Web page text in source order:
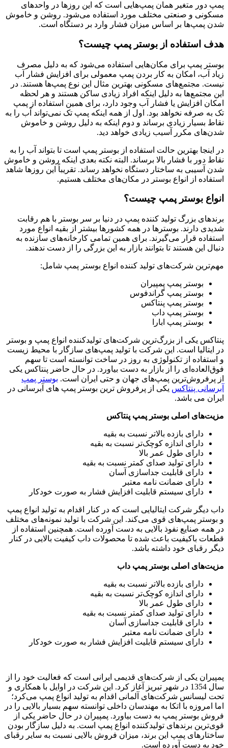
پمپ دور متغیر همان پمپ‌هایی است که این روزها در واحدهای
مسکونی و صنعتی مختلف مورد استفاده می‌شود. روشن و خاموش
شدن پمپ‌ها بر اساس میزان فشار وارد بر دستگاه است.
هدف استفاده از بوستر پمپ چیست؟
بوستر پمپ برای مکان‌هایی استفاده می‌شود که به دلیل مصرف
زیاد آب، امکان به کار بردن پمپ معمولی برای افزایش فشار آب
نیست. مجتمع‌های مسکونی بهترین مثال این نوع پمپ‌ها هستند. در
این مجتمع‌ها به دلیل اینکه افراد زیادی ساکن هستند و هر لحظه
امکان افزایش یا فشار آب وجود دارد، برای همین استفاده از پمپ
تک به صرفه نخواهد بود. اول از همه اینکه پمپ تک نمی‌تواند آب را به
نقاط بسیار زیادی برساند و دوم اینکه به دلیل روشن و خاموش
شدن‌های مکرر آسیب زیادی خواهد دید.
در اینجا بهترین حالت استفاده از بوستر پمپ است تا بتواند آب را به
نقاط دور با فشار بالا برساند. البته نکته بعدی اینکه روشن و خاموش
شدن آسیبی به ساختار دستگاه نخواهد رساند. تقریباً این روزها شاهد
استفاده از انواع بوستر در مکان‌های مختلف هستیم.
انواع بوستر پمپ چیست؟
برندهای بزرگ تولید کننده پمپ در دنیا بر سر بوستر با هم رقابت
شدیدی دارند. بوسترها در همه کشورها بیشتر از بقیه انواع مورد
استفاده قرار می‌گیرند. برای همین تمامی کارخانه‌های سازنده به
دنبال این هستند تا بتوانند بازار به این بزرگی را از دست ندهند.
مهم‌ترین شرکت‌های تولید کننده انواع بوستر پمپ شامل:
بوستر پمپ پمپیران
بوستر پمپ گراندفوس
بوستر پمپ پنتاکس
بوستر پمپ داب
بوستر پمپ ابارا
پنتاکس یکی از بزرگ‌ترین شرکت‌های تولیدکننده انواع پمپ و بوستر
در ایتالیا است. این شرکت با تولید پمپ‌های سازگار با محیط زیست
و استفاده از تکنولوژی به روز در ساخت توانسته است تا سهم
فوق‌العاده‌ای را از بازار به دست بیاورد. در حال حاضر پنتاکس یکی
از پرفروش‌ترین پمپ‌های جهان و حتی ایران است. بوستر پمپ
آبرسانی پنتاکس یکی از پرفروش ترین بوستر پمپ های آبرسانی در
ایران می باشد.
مزیت‌های اصلی بوستر پمپ پنتاکس
دارای بازده بالاتر نسبت به بقیه
دارای اندازه کوچک‌تر نسبت به بقیه
دارای طول عمر بالا
دارای تولید صدای کمتر نسبت به بقیه
دارای قابلیت جداسازی آسان
دارای ضمانت نامه معتبر
دارای سیستم قابلیت افزایش فشار به صورت خودکار
داب دیگر شرکت ایتالیایی است که در کنار اقدام به تولید انواع پمپ
و بوستر پمپ‌های قوی می‌کند. این شرکت با تولید نمونه‌های مختلف
در همه صنایع نفوذ بالایی به دست آورده است. همچنین استفاده از
قطعات باکیفیت باعث شده تا محصولات داب کیفیت بالایی در کنار
دیگر رقبای خود داشته باشد.
مزیت‌های اصلی بوستر پمپ داب
دارای بازده بالاتر نسبت به بقیه
دارای اندازه کوچک‌تر نسبت به بقیه
دارای طول عمر بالا
دارای تولید صدای کمتر نسبت به بقیه
دارای قابلیت جداسازی آسان
دارای ضمانت نامه معتبر
دارای سیستم قابلیت افزایش فشار به صورت خودکار
پمپیران یکی از شرکت‌های قدیمی ایرانی است که فعالیت خود را از
سال 1354 در شهر تبریز آغاز کرد. این شرکت در اوایل با همکاری و
تحت لیسانس شرکت‌های آلمانی اقدام به تولید انواع پمپ می‌کرد؛
اما امروزه با اتکا به مهندسان داخلی توانسته سهم بسیار بالایی را در
فروش بوستر پمپ به دست بیاورد. پمپیران در حال حاضر یکی از
قوی‌ترین برندهای تولیدکننده انواع پمپ است. به دلیل سازگار بودن
ساختارهای پمپ این برند، میزان فروش بالایی نسبت به سایر رقبای
خود به دست آورده است.